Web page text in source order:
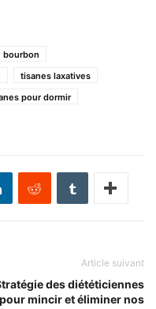
bourbon
tisanes laxatives
pour dormir
Article suivant
des diététiciennes
pour mincir et éliminer nos